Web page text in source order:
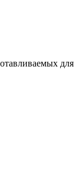
для